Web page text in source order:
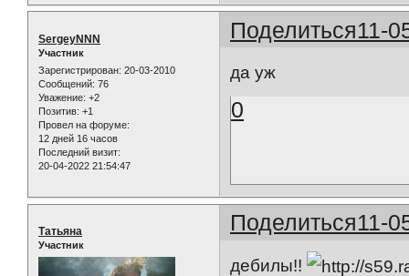
Поделиться11-
SergeyNNN
Участник
Зарегистрирован: 20-03-2010
Сообщений: 76
Уважение: +2
Позитив: +1
Провел на форуме:
12 дней 16 часов
Последний визит:
20-04-2022 21:54:47
да уж
0
Поделиться11-
Татьяна
Участник
дебилы!!